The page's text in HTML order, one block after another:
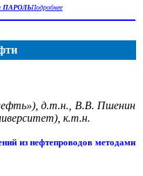
ПАРОЛЬПодробнее
д.т.н., В.В. Пшенин
к.т.н.
из нефтепроводов методами